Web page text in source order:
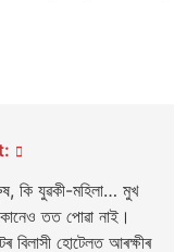
কি যুৱকী-মহিলা… মুখ
তত পোৱা নাই।
বিলাসী হোটেলত আৰক্ষীৰ